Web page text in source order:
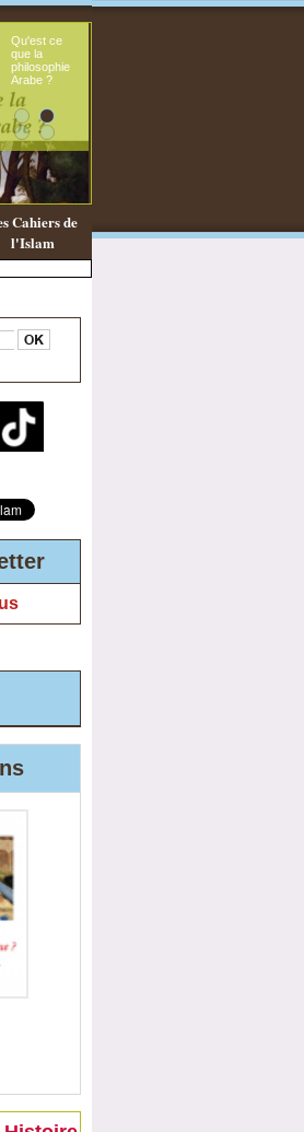
Le souffle
féminin du
message
coranique
Cahiers de
l'Islam